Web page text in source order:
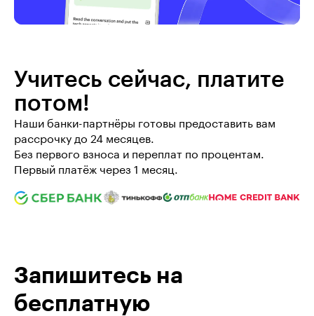
Учитесь сейчас, платите
потом!
Наши банки-партнёры готовы предоставить вам
рассрочку до 24 месяцев.
Без первого взноса и переплат по процентам.
Первый платёж через 1 месяц.
Запишитесь на
бесплатную